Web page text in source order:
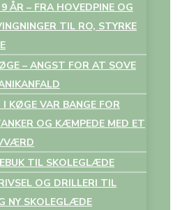
ÅR – FRA HOVEDPINE OG
TIL RO, STYRKE
– ANGST FOR AT SOVE
I KØGE VAR BANGE FOR
OG KÆMPEDE MED ET
TIL SKOLEGLÆDE
OG DRILLERI TIL
NY SKOLEGLÆDE